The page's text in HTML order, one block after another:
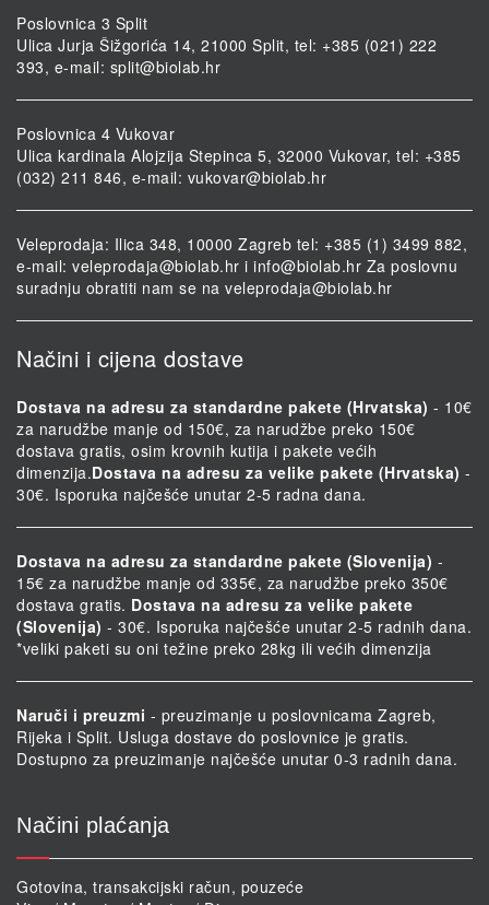
Poslovnica 3 Split
Ulica Jurja Šižgorića 14, 21000 Split, tel: +385 (021) 222
393, e-mail: split@biolab.hr
Poslovnica 4 Vukovar
Ulica kardinala Alojzija Stepinca 5, 32000 Vukovar, tel: +385
(032) 211 846, e-mail: vukovar@biolab.hr
Veleprodaja: Ilica 348, 10000 Zagreb tel: +385 (1) 3499 882,
e-mail: veleprodaja@biolab.hr i info@biolab.hr Za poslovnu
suradnju obratiti nam se na veleprodaja@biolab.hr
Načini i cijena dostave
Dostava na adresu za standardne pakete (Hrvatska) - 10€
za narudžbe manje od 150€, za narudžbe preko 150€
dostava gratis, osim krovnih kutija i pakete većih
dimenzija.Dostava na adresu za velike pakete (Hrvatska) -
30€. Isporuka najčešće unutar 2-5 radna dana.
Dostava na adresu za standardne pakete (Slovenija) -
15€ za narudžbe manje od 335€, za narudžbe preko 350€
dostava gratis. Dostava na adresu za velike pakete
(Slovenija) - 30€. Isporuka najčešće unutar 2-5 radnih dana.
*veliki paketi su oni težine preko 28kg ili većih dimenzija
Naruči i preuzmi - preuzimanje u poslovnicama Zagreb,
Rijeka i Split. Usluga dostave do poslovnice je gratis.
Dostupno za preuzimanje najčešće unutar 0-3 radnih dana.
Načini plaćanja
Gotovina, transakcijski račun, pouzeće